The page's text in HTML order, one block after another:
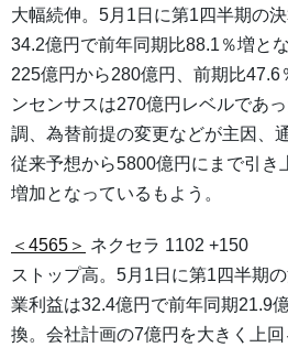
大幅続伸。5月1日に第1四半期の
34.2億円で前年同期比88.1％増と
225億円から280億円、前期比47.6
ンセンサスは270億円レベルであ
調、為替前提の変更などが主因、
従来予想から5800億円にまで引き
増加となっているもよう。
＜4565＞ ネクセラ 1102 +150
ストップ高。5月1日に第1四半期
業利益は32.4億円で前年同期21.9
換。会社計画の7億円を大きく上